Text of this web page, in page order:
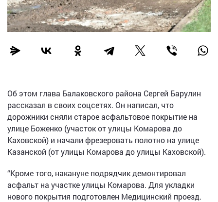
Об этом глава Балаковского района Сергей Барулин
рассказал в своих соцсетях. Он написал, что
дорожники сняли старое асфальтовое покрытие на
улице Боженко (участок от улицы Комарова до
Каховской) и начали фрезеровать полотно на улице
Казанской (от улицы Комарова до улицы Каховской).
“Кроме того, накануне подрядчик демонтировал
асфальт на участке улицы Комарова. Для укладки
нового покрытия подготовлен Медицинский проезд.